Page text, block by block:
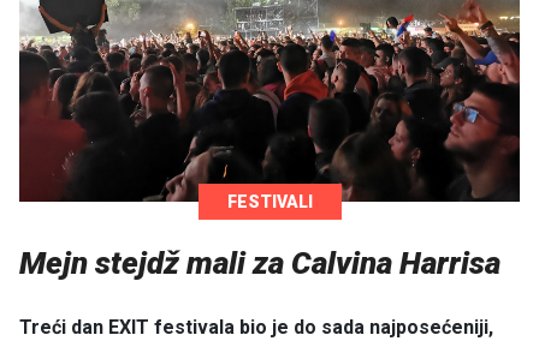
FESTIVALI
Mejn stejdž mali za Calvina Harrisa
Treći dan EXIT festivala bio je do sada najposećeniji,